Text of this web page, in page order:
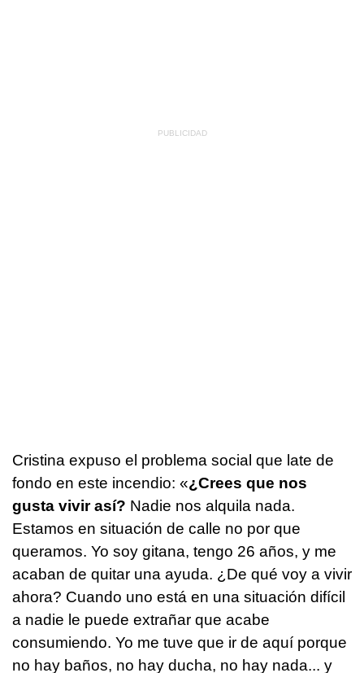
Cristina expuso el problema social que late de
fondo en este incendio: «¿Crees que nos
gusta vivir así? Nadie nos alquila nada.
Estamos en situación de calle no por que
queramos. Yo soy gitana, tengo 26 años, y me
acaban de quitar una ayuda. ¿De qué voy a vivir
ahora? Cuando uno está en una situación difícil
a nadie le puede extrañar que acabe
consumiendo. Yo me tuve que ir de aquí porque
no hay baños, no hay ducha, no hay nada... y